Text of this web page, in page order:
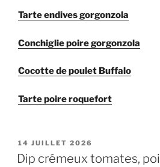
Tarte endives gorgonzola
Conchiglie poire gorgonzola
Cocotte de poulet Buffalo
Tarte poire roquefort
PUBLIÉ
LE
14 JUILLET 2026
Dip crémeux tomates,